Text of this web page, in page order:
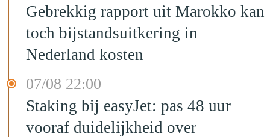
Gebrekkig rapport uit Marokko kan
toch bijstandsuitkering in
Nederland kosten
07/08 22:00
Staking bij easyJet: pas 48 uur
vooraf duidelijkheid over